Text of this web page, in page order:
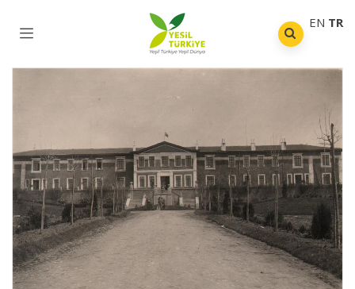
EN TR